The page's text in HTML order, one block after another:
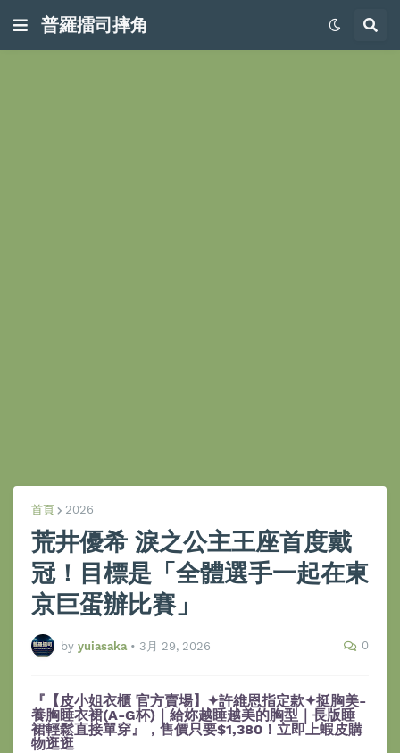
普羅擂司摔角
首頁 2026
荒井優希 淚之公主王座首度戴
冠！目標是「全體選手一起在東
京巨蛋辦比賽」
by yuiasaka • 3月 29, 2026 0
『【皮小姐衣櫃 官方賣場】✦許維恩指定款✦挺胸美-
養胸睡衣裙(A-G杯)｜給妳越睡越美的胸型｜長版睡
裙輕鬆直接單穿』，售價只要$1,380！立即上蝦皮購
物逛逛